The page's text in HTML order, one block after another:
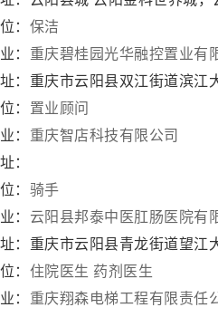
： 保洁
： 重庆碧桂园光华融控置业有
：重庆市云阳县双江街道滨江
： 置业顾问
： 重庆智店科技有限公司
：
： 骑手
： 云阳县邦泰中医肛肠医院有
：重庆市云阳县青龙街道望江
： 住院医生 药剂医生
： 重庆翔森电梯工程有限责任